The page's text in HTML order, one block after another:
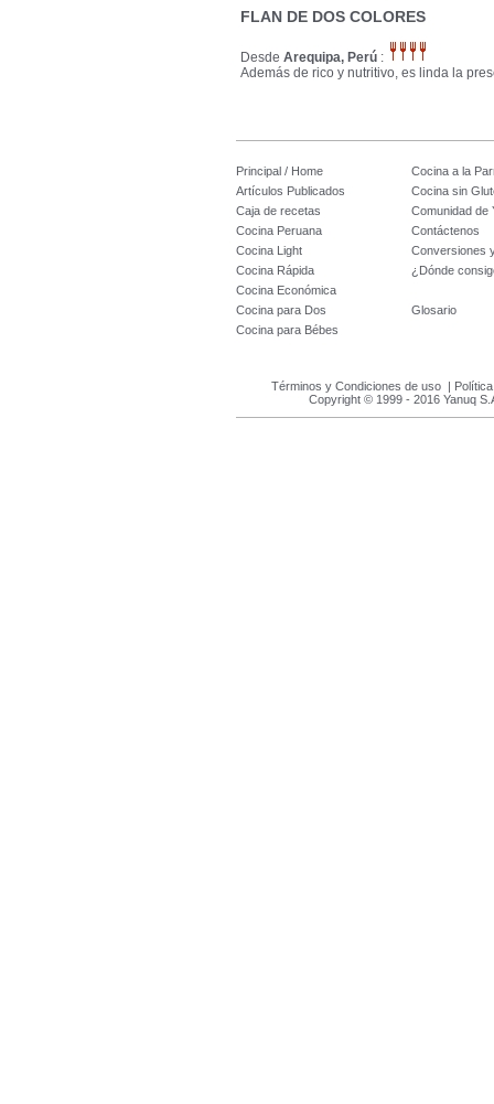
FLAN DE DOS COLORES
DesdeArequipa, Perú :
Además de rico y nutritivo, es linda la
Principal / Home
Cocina a la
Artículos Publicados
Cocina sin
Caja de recetas
Comunidad de
Cocina Peruana
Contáctenos
Cocina Light
Conversiones
Cocina Rápida
¿Dónde
Cocina Económica
Cocina para Dos
Glosario
Cocina para Bébes
Términos y Condiciones de uso |
Copyright © 1999 - 2016 Yanuq